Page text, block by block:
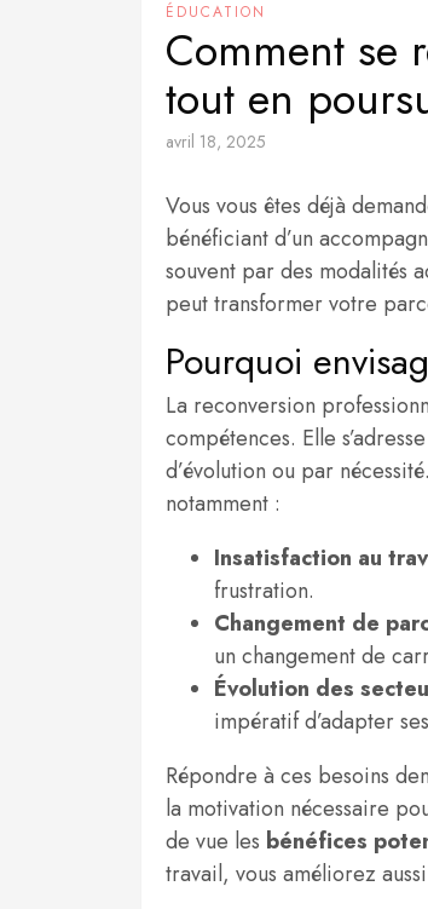
ÉDUCATION
Comment se
tout en
avril 18, 2025
Vous vous êtes déjà
bénéficiant d’un
souvent par des modalités
peut transformer votre
Pourquoi
La reconversion
compétences. Elle
d’évolution ou par
notamment :
Insatisfaction au
frustration.
Changement de
un changement de
Évolution des
impératif d’adapter
Répondre à ces besoins
la motivation nécessaire
de vue les bénéfices
travail, vous améliorez